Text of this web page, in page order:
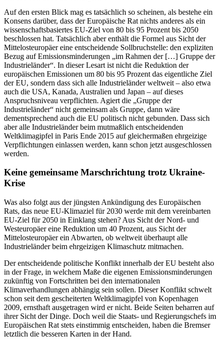
Auf den ersten Blick mag es tatsächlich so scheinen, als bestehe ein
Konsens darüber, dass der Europäische Rat nichts anderes als ein
wissenschaftsbasiertes EU-Ziel von 80 bis 95 Prozent bis 2050
beschlossen hat. Tatsächlich aber enthält die Formel aus Sicht der
Mittelosteuropäer eine entscheidende Sollbruchstelle: den expliziten
Bezug auf Emissionsminderungen „im Rahmen der […] Gruppe der
Industrieländer“. In dieser Lesart ist nicht die Reduktion der
europäischen Emissionen um 80 bis 95 Prozent das eigentliche Ziel
der EU, sondern dass sich alle Industrieländer weltweit – also etwa
auch die USA, Kanada, Australien und Japan – auf dieses
Anspruchsniveau verpflichten. Agiert die „Gruppe der
Industrieländer“ nicht gemeinsam als Gruppe, dann wäre
dementsprechend auch die EU politisch nicht gebunden. Dass sich
aber alle Industrieländer beim mutmaßlich entscheidenden
Weltklimagipfel in Paris Ende 2015 auf gleichermaßen ehrgeizige
Verpflichtungen einlassen werden, kann schon jetzt ausgeschlossen
werden.
Keine gemeinsame Marschrichtung trotz Ukraine-
Krise
Was also folgt aus der jüngsten Ankündigung des Europäischen
Rats, das neue EU-Klimaziel für 2030 werde mit dem vereinbarten
EU-Ziel für 2050 in Einklang stehen? Aus Sicht der Nord- und
Westeuropäer eine Reduktion um 40 Prozent, aus Sicht der
Mittelosteuropäer ein Abwarten, ob weltweit überhaupt alle
Industrieländer beim ehrgeizigen Klimaschutz mitmachen.
Der entscheidende politische Konflikt innerhalb der EU besteht also
in der Frage, in welchem Maße die eigenen Emissionsminderungen
zukünftig von Fortschritten bei den internationalen
Klimaverhandlungen abhängig sein sollen. Dieser Konflikt schwelt
schon seit dem gescheiterten Weltklimagipfel von Kopenhagen
2009, ernsthaft ausgetragen wird er nicht. Beide Seiten beharren auf
ihrer Sicht der Dinge. Doch weil die Staats- und Regierungschefs im
Europäischen Rat stets einstimmig entscheiden, haben die Bremser
letztlich die besseren Karten in der Hand.